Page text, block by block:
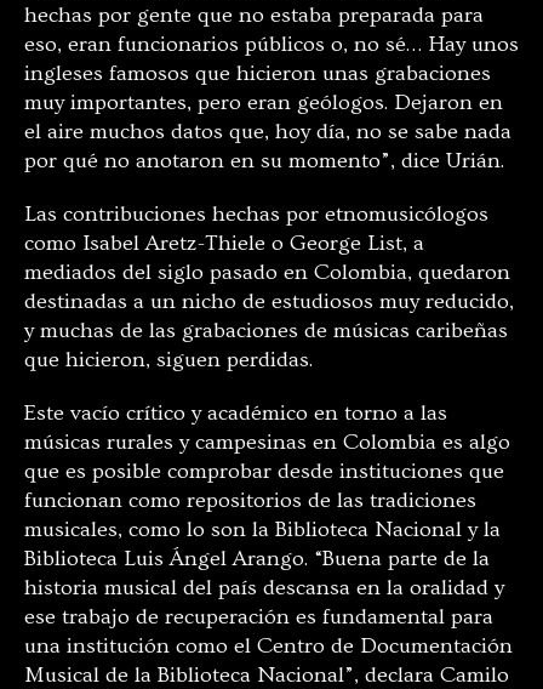
hechas por gente que no estaba preparada para
eso, eran funcionarios públicos o, no sé… Hay unos
ingleses famosos que hicieron unas grabaciones
muy importantes, pero eran geólogos. Dejaron en
el aire muchos datos que, hoy día, no se sabe nada
por qué no anotaron en su momento”, dice Urián.
Las contribuciones hechas por etnomusicólogos
como Isabel Aretz-Thiele o George List, a
mediados del siglo pasado en Colombia, quedaron
destinadas a un nicho de estudiosos muy reducido,
y muchas de las grabaciones de músicas caribeñas
que hicieron, siguen perdidas.
Este vacío crítico y académico en torno a las
músicas rurales y campesinas en Colombia es algo
que es posible comprobar desde instituciones que
funcionan como repositorios de las tradiciones
musicales, como lo son la Biblioteca Nacional y la
Biblioteca Luis Ángel Arango. “Buena parte de la
historia musical del país descansa en la oralidad y
ese trabajo de recuperación es fundamental para
una institución como el Centro de Documentación
Musical de la Biblioteca Nacional”, declara Camilo